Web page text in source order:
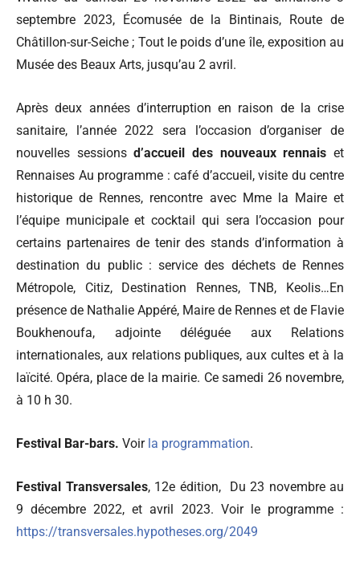
septembre 2023, Écomusée de la Bintinais, Route de
Châtillon-sur-Seiche ; Tout le poids d’une île, exposition au
Musée des Beaux Arts, jusqu’au 2 avril.
Après deux années d’interruption en raison de la crise
sanitaire, l’année 2022 sera l’occasion d’organiser de
nouvelles sessionsd’accueil des nouveaux rennais et
Rennaises Au programme : café d’accueil, visite du centre
historique de Rennes, rencontre avec Mme la Maire et
l’équipe municipale et cocktail qui sera l’occasion pour
certains partenaires de tenir des stands d’information à
destination du public : service des déchets de Rennes
Métropole, Citiz, Destination Rennes, TNB, Keolis…En
présence de Nathalie Appéré, Maire de Rennes et de Flavie
Boukhenoufa, adjointe déléguée aux Relations
internationales, aux relations publiques, aux cultes et à la
laïcité. Opéra, place de la mairie. Ce samedi 26 novembre,
à 10 h 30.
Festival Bar-bars. Voir la programmation.
Festival Transversales, 12e édition, Du 23 novembre au
9 décembre 2022, et avril 2023. Voir le programme :
https://transversales.hypotheses.org/2049